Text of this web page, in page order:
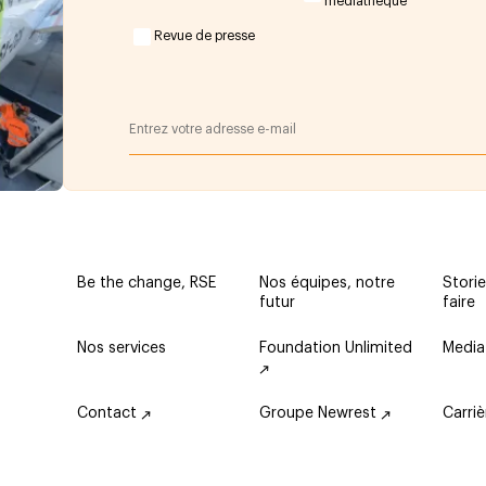
Revue de presse
Be the change, RSE
Nos équipes, notre
futur
faire
Nos services Foundation Unlimited
Contact Groupe Newrest